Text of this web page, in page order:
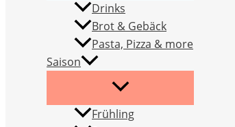
Drinks
Brot & Gebäck
Pasta, Pizza & more
Saison
Frühling